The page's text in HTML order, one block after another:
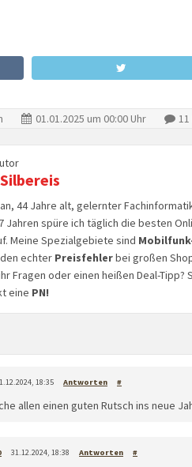
01.01.2025 um 00:00 Uhr
44 Jahre alt, gelernter
Jahren spüre ich täglich die besten
Meine Spezialgebiete sind
echterPreisfehlerbei großen
Fragen oder einen heißen Deal-
eine PN!
18:35 Antworten #
allen einen guten Rutsch ins neue
31.12.2024, 18:38 Antworten #